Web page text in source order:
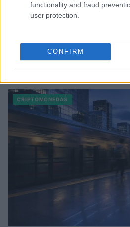
functionality and fraud
user protection.
CONFIRM
Cómo los delincuentes están
normativa cripto europea
CRIPTOMONEDAS